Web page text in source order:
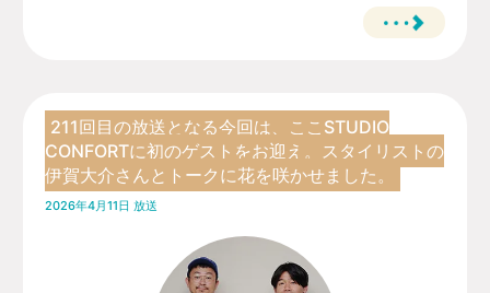
211回目の放送となる今回は、ここSTUDIO
CONFORTに初のゲストをお迎え。スタイリストの
伊賀大介さんとトークに花を咲かせました。
2026年4月11日 放送